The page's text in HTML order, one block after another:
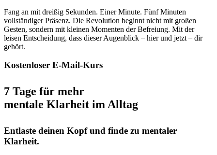
Fang an mit dreißig Sekunden. Einer Minute. Fünf Minuten
vollständiger Präsenz. Die Revolution beginnt nicht mit großen
Gesten, sondern mit kleinen Momenten der Befreiung. Mit der
leisen Entscheidung, dass dieser Augenblick – hier und jetzt – dir
gehört.
Kostenloser E-Mail-Kurs
7 Tage für mehr
mentale Klarheit im Alltag
Entlaste deinen Kopf und finde zu mentaler
Klarheit.